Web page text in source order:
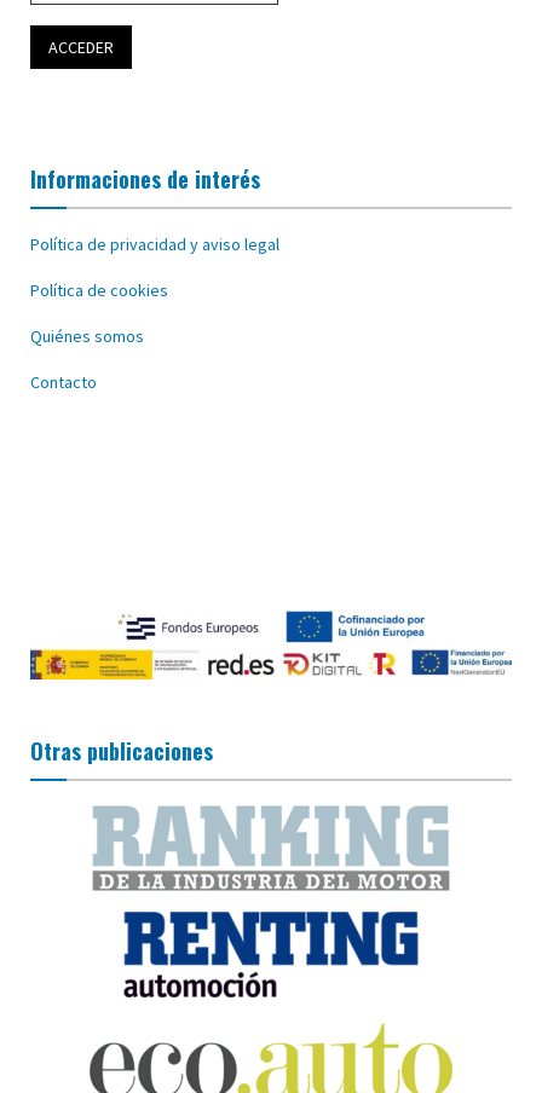
Informaciones de interés
Política de privacidad y aviso legal
Política de cookies
Quiénes somos
Contacto
Otras publicaciones